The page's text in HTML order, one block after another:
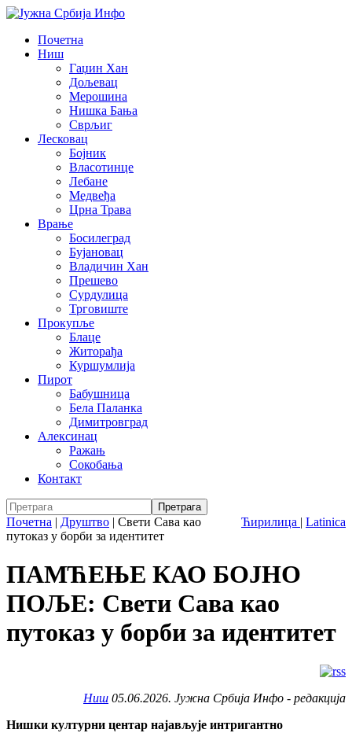
Почетна
Ниш
Гаџин Хан
Дољевац
Мерошина
Нишка Бања
Сврљиг
Лесковац
Бојник
Власотинце
Лебане
Медвеђа
Црна Трава
Врање
Босилеград
Бујановац
Владичин Хан
Прешево
Сурдулица
Трговиште
Прокупље
Блаце
Житорађа
Куршумлија
Пирот
Бабушница
Бела Паланка
Димитровград
Алексинац
Ражањ
Сокобања
Контакт
Ћирилица | Latinica
Почетна | Друштво | Свети Сава као
путоказ у борби за идентитет
ПАМЋЕЊЕ КАО БОЈНО
ПОЉЕ: Свети Сава као
путоказ у борби за идентитет
Ниш 05.06.2026. Јужна Србија Инфо - редакција
Нишки културни центар најављује интригантно